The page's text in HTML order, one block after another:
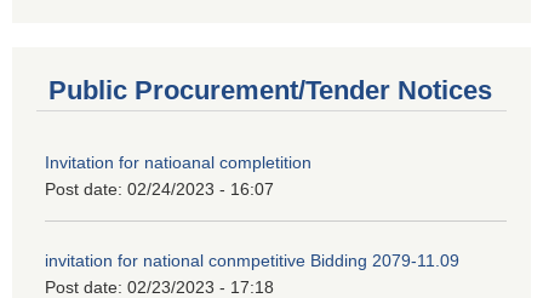
Public Procurement/Tender Notices
Invitation for natioanal completition
Post date: 02/24/2023 - 16:07
invitation for national conmpetitive Bidding 2079-11.09
Post date: 02/23/2023 - 17:18